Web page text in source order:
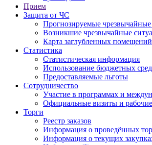
Прием
Защита от ЧС
Прогнозируемые чрезвычайные
Возникшие чрезвычайные
Карта заглубленных
Статистика
Статистическая информация
Использование бюджетных
Предоставляемые льготы
Сотрудничество
Участие в программах и
Официальные визиты и
Торги
Реестр заказов
Информация о проведённых
Информация о текущих